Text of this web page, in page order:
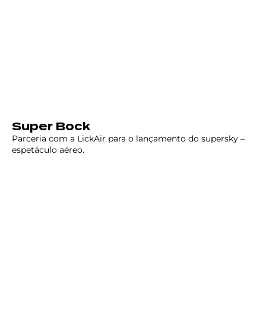
Super Bock
Parceria com a LickAir para o lançamento do supersky –
espetáculo aéreo.